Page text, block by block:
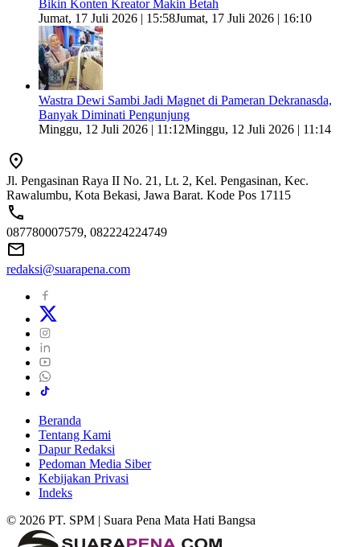
Bikin Konten Kreator Makin Betah
Jumat, 17 Juli 2026 | 15:58Jumat, 17 Juli 2026 | 16:10
Wastra Dewi Sambi Jadi Magnet di Pameran Dekranasda,
Banyak Diminati Pengunjung
Minggu, 12 Juli 2026 | 11:12Minggu, 12 Juli 2026 | 11:14
Jl. Pengasinan Raya II No. 21, Lt. 2, Kel. Pengasinan, Kec.
Rawalumbu, Kota Bekasi, Jawa Barat. Kode Pos 17115
087780007579, 082224224749
redaksi@suarapena.com
Beranda
Tentang Kami
Dapur Redaksi
Pedoman Media Siber
Kebijakan Privasi
Indeks
© 2026 PT. SPM | Suara Pena Mata Hati Bangsa